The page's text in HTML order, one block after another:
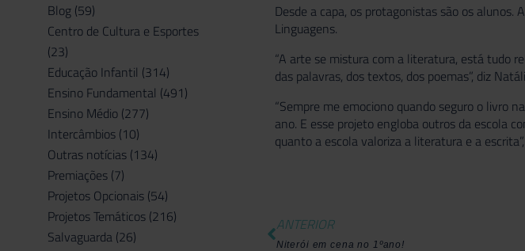
Blog (59)
Centro de Cultura e Esportes
(23)
Educação Infantil (314)
Ensino Fundamental (491)
Ensino Médio (277)
Intercâmbios (10)
Outras notícias (134)
Premiações (7)
Projetos Opcionais (54)
Projetos Temáticos (216)
Salvaguarda (26)
Desde a capa, os protagonistas são os
Linguagens.
“A arte se mistura com a literatura, está tudo
das palavras, dos textos, dos poemas”, diz
“Sempre me emociono quando seguro o livro
ano. E esse projeto engloba outros da escola
quanto a escola valoriza a literatura e a
ANTERIOR
Niterói em cena no 1ºano!